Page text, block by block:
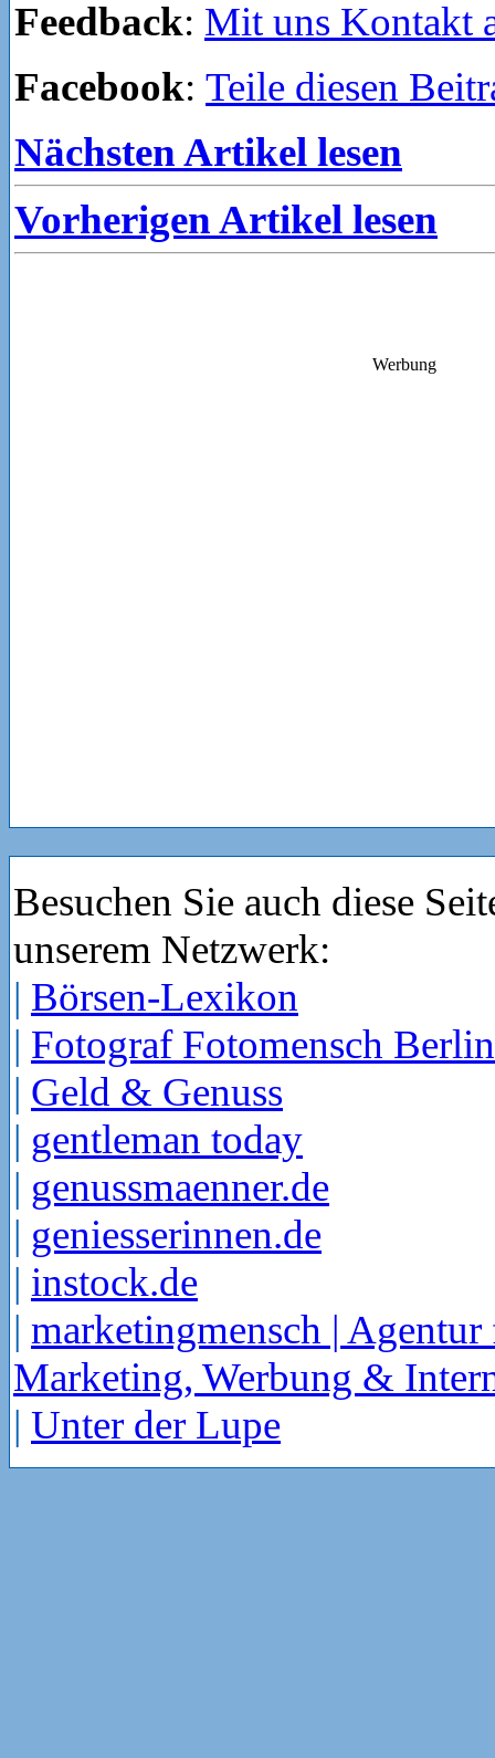
Feedback: Mit uns Kontakt
Facebook: Teile diesen
Nächsten Artikel lesen
Vorherigen Artikel lesen
Werbung
Besuchen Sie auch diese
unserem Netzwerk:
| Börsen-Lexikon
| Fotograf Fotomensch Berlin
| Geld & Genuss
| gentleman today
| genussmaenner.de
| geniesserinnen.de
| instock.de
| marketingmensch | Agentur
Marketing, Werbung &
| Unter der Lupe